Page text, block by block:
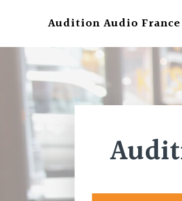
Audition Audio France